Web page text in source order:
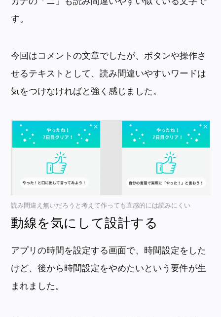
す。
今回はコメントの文章でしたが、ボタンや操作さ
せるテキストとして、読み間違いやすいワードは
気をつけなければと強く感じました。
読み間違え無いだろうと考えて作っても直感的には読みにくい
動線を気にして設計する
アプリの時間を設定する画面で、時間設定をした
けど、後から時間設定をやめたいという要件が生
まれました。